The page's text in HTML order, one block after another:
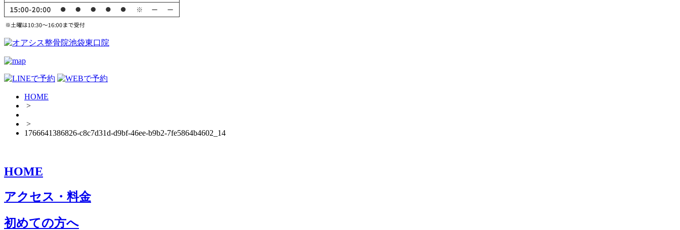
HOME
>
>
1766641386826-c8c7d31d-d9bf-46ee-b9b2-7fe5864b4602_14
HOME
アクセス・料金
初めての方へ